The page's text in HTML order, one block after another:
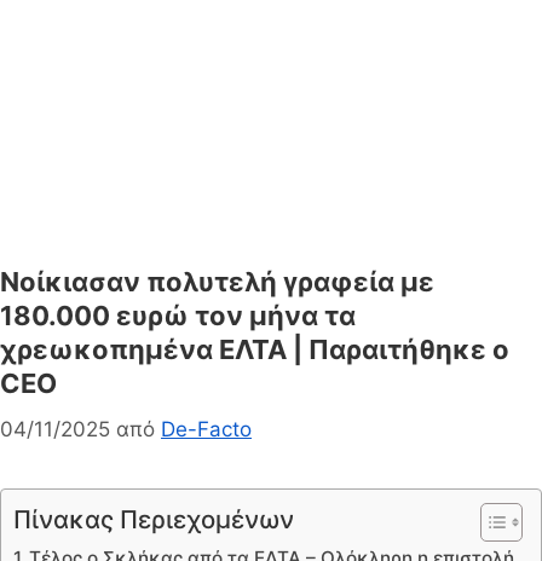
Νοίκιασαν πολυτελή γραφεία με
180.000 ευρώ τον μήνα τα
χρεωκοπημένα ΕΛΤΑ | Παραιτήθηκε ο
CEO
04/11/2025 από De-Facto
Πίνακας Περιεχομένων